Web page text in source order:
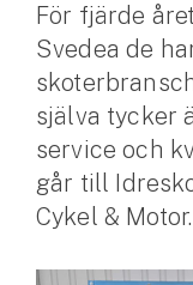
Släpvagnsförsäkring
Husvagnsförsäkring
Motorcykel
Mc-försäkring
Märkesförsäkringar
Båt
För fjärde
Svedea de
själva tycker
service och
går till
Cykel & Motor.